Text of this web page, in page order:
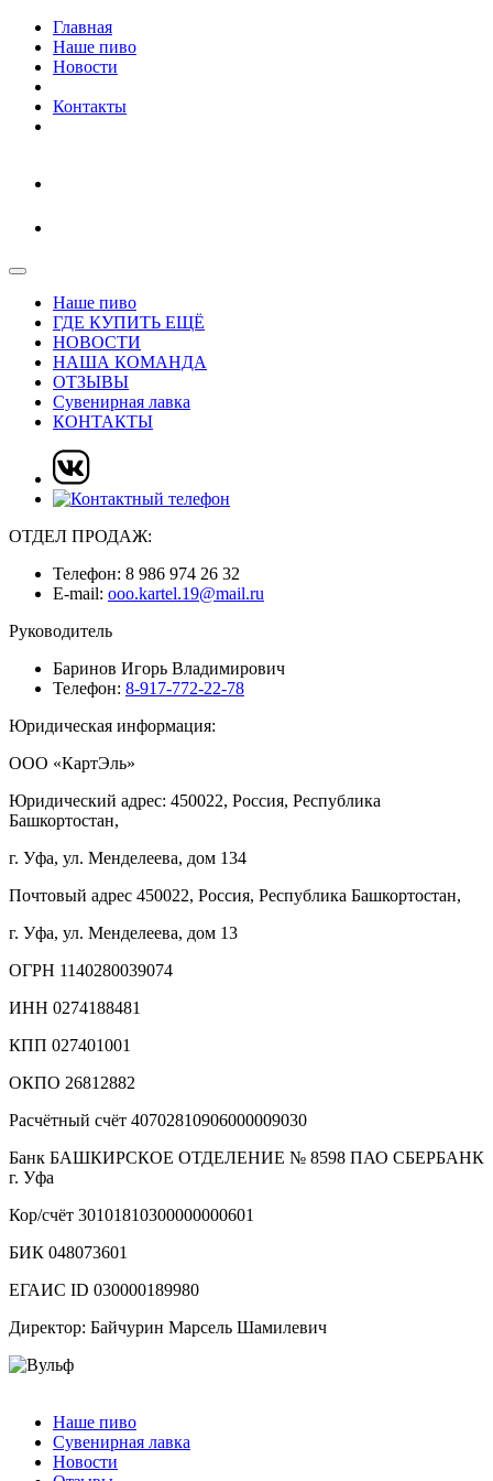
Главная
Наше пиво
Новости
Контакты
Наше пиво
ГДЕ КУПИТЬ ЕЩЁ
НОВОСТИ
НАША КОМАНДА
ОТЗЫВЫ
Сувенирная лавка
КОНТАКТЫ
ОТДЕЛ ПРОДАЖ:
Телефон: 8 986 974 26 32
E-mail: ooo.kartel.19@mail.ru
Руководитель
Баринов Игорь Владимирович
Телефон: 8-917-772-22-78
Юридическая информация:
ООО «КартЭль»
Юридический адрес: 450022, Россия, Республика
Башкортостан,
г. Уфа, ул. Менделеева, дом 134
Почтовый адрес 450022, Россия, Республика Башкортостан,
г. Уфа, ул. Менделеева, дом 13
ОГРН 1140280039074
ИНН 0274188481
КПП 027401001
ОКПО 26812882
Расчётный счёт 40702810906000009030
Банк БАШКИРСКОЕ ОТДЕЛЕНИЕ № 8598 ПАО СБЕРБАНК
г. Уфа
Кор/счёт 30101810300000000601
БИК 048073601
ЕГАИС ID 030000189980
Директор: Байчурин Марсель Шамилевич
Наше пиво
Сувенирная лавка
Новости